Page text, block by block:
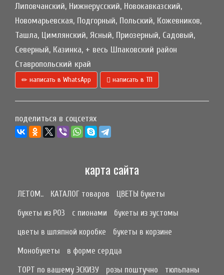
Липовчанский, Нижнерусский, Новокавказский,
Новомарьевская, Подгорный, Польский, Кожевников,
Ташла, Цимлянский, Ясный, Приозерный, Садовый,
Северный, Казинка, + весь Шпаковский район
Ставропольский край
написать в WhatsApp написать в ТП
поделиться в соцсетях
карта сайта
ЛЕТОМ.. КАТАЛОГ товаров
ЦВЕТЫ букеты
букеты из РОЗ
с пионами
букеты из эустомы
цветы в шляпной коробке
букеты в корзине
Монобукеты
в форме сердца
ТОРТ по вашему ЭСКИЗУ
розы поштучно
тюльпаны